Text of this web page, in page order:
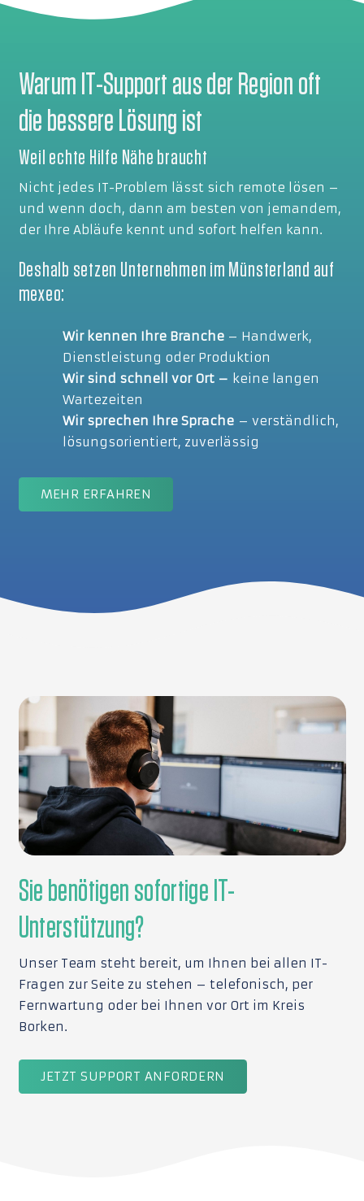
Warum IT-Support aus der Region oft
die bessere Lösung ist
Weil echte Hilfe Nähe braucht
Nicht jedes IT-Problem lässt sich remote lösen –
und wenn doch, dann am besten von jemandem,
der Ihre Abläufe kennt und sofort helfen kann.
Deshalb setzen Unternehmen im Münsterland auf
mexeo:
Wir kennen Ihre Branche– Handwerk,
Dienstleistung oder Produktion
Wir sind schnell vor Ort – keine langen
Wartezeiten
Wir sprechen Ihre Sprache – verständlich,
lösungsorientiert, zuverlässig
MEHR ERFAHREN
Sie benötigen sofortige IT-
Unterstützung?
Unser Team steht bereit, um Ihnen bei allen IT-
Fragen zur Seite zu stehen – telefonisch, per
Fernwartung oder bei Ihnen vor Ort im Kreis
Borken.
JETZT SUPPORT ANFORDERN